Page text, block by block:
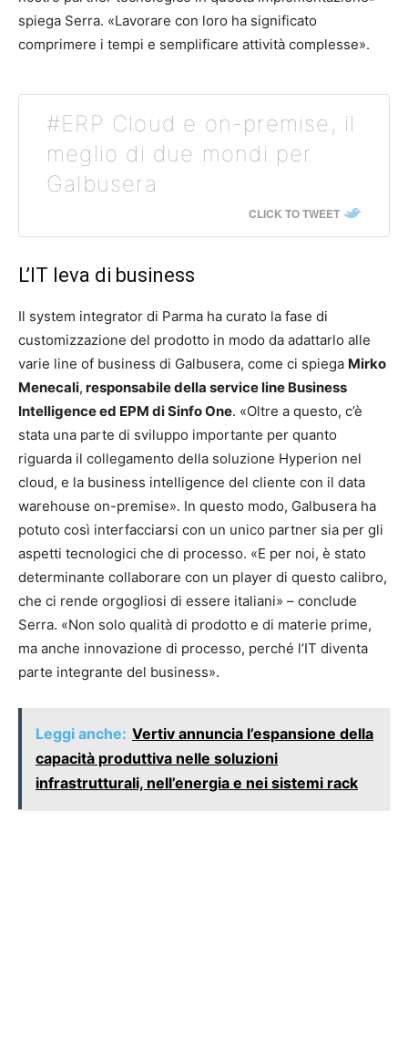
spiega Serra. «Lavorare con loro ha significato
comprimere i tempi e semplificare attività complesse».
#ERP Cloud e on-premise, il
meglio di due mondi per
Galbusera
CLICK TO TWEET
L’IT leva di business
Il system integrator di Parma ha curato la fase di
customizzazione del prodotto in modo da adattarlo alle
varie line of business di Galbusera, come ci spiega Mirko
Menecali, responsabile della service line Business
Intelligence ed EPM di Sinfo One. «Oltre a questo, c’è
stata una parte di sviluppo importante per quanto
riguarda il collegamento della soluzione Hyperion nel
cloud, e la business intelligence del cliente con il data
warehouse on-premise». In questo modo, Galbusera ha
potuto così interfacciarsi con un unico partner sia per gli
aspetti tecnologici che di processo. «E per noi, è stato
determinante collaborare con un player di questo calibro,
che ci rende orgogliosi di essere italiani» – conclude
Serra. «Non solo qualità di prodotto e di materie prime,
ma anche innovazione di processo, perché l’IT diventa
parte integrante del business».
Leggi anche: Vertiv annuncia l’espansione della
capacità produttiva nelle soluzioni
infrastrutturali, nell’energia e nei sistemi rack